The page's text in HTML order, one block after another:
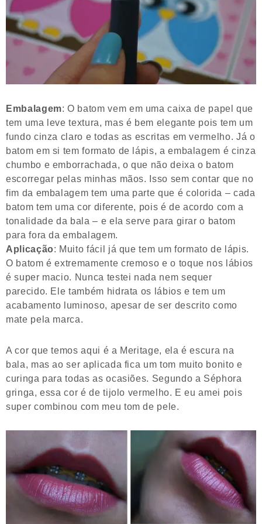
Embalagem: O batom vem em uma caixa de papel que
tem uma leve textura, mas é bem elegante pois tem um
fundo cinza claro e todas as escritas em vermelho. Já o
batom em si tem formato de lápis, a embalagem é cinza
chumbo e emborrachada, o que não deixa o batom
escorregar pelas minhas mãos. Isso sem contar que no
fim da embalagem tem uma parte que é colorida – cada
batom tem uma cor diferente, pois é de acordo com a
tonalidade da bala – e ela serve para girar o batom
para fora da embalagem.
Aplicação: Muito fácil já que tem um formato de lápis.
O batom é extremamente cremoso e o toque nos lábios
é super macio. Nunca testei nada nem sequer
parecido. Ele também hidrata os lábios e tem um
acabamento luminoso, apesar de ser descrito como
mate pela marca.
A cor que temos aqui é a Meritage, ela é escura na
bala, mas ao ser aplicada fica um tom muito bonito e
curinga para todas as ocasiões. Segundo a Séphora
gringa, essa cor é de tijolo vermelho. E eu amei pois
super combinou com meu tom de pele.